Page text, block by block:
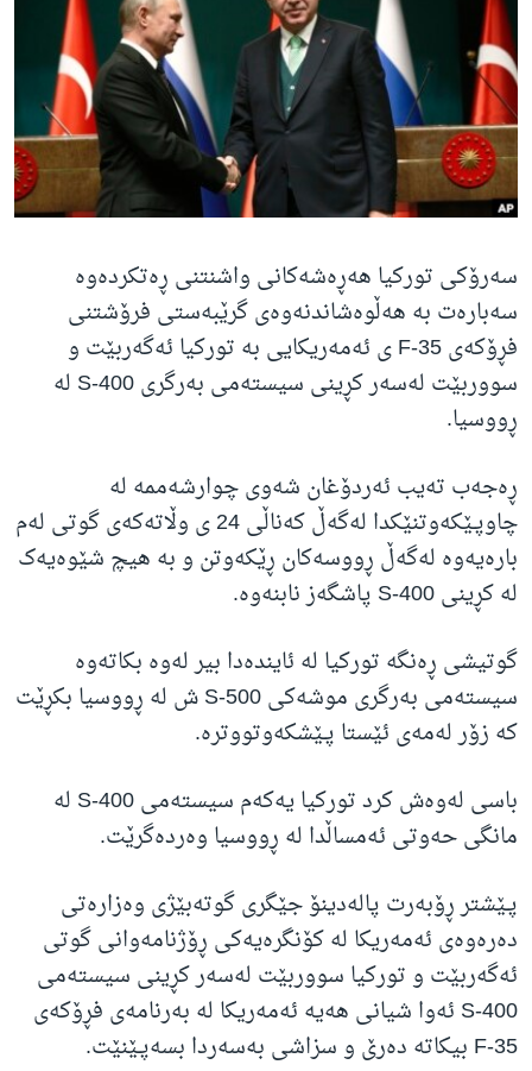
ژیان لە فەرهەنگدا
Learning English
FOLLOW US
زمانه‌کان
سەرۆکی تورکیا هەڕەشەکانی واشنتنی ڕەتکردەوە
سەبارەت بە هەڵوەشاندنەوەی گرێبەستی فرۆشتنی
فڕۆکەی F-35 ی ئەمەریکایی بە تورکیا ئەگەربێت و
سووربێت لەسەر کڕینی سیستەمی بەرگری S-400 لە
ڕووسیا.
ڕەجەب تەیب ئەردۆغان شەوی چوارشەممە لە
چاوپـێکەوتنێکدا لەگەڵ کەناڵی 24 ی وڵاتەکەی گوتی لەم
بارەیەوە لەگەڵ ڕووسەکان ڕێکەوتن و بە هیچ شێوەیەک
لە کڕینی S-400 پاشگەز نابنەوە.
گوتیشی ڕەنگە تورکیا لە ئایندەدا بیر لەوە بکاتەوە
سیستەمی بەرگری موشەکی S-500 ش لە ڕووسیا بکڕێت
کە زۆر لەمەی ئێستا پـێشکەوتووترە.
باسی لەوەش کرد تورکیا یەکەم سیستەمی S-400 لە
مانگی حەوتی ئەمساڵدا لە ڕووسیا وەردەگرێت.
پـێشتر ڕۆبەرت پالەدینۆ جێگری گوتەبێژی وەزارەتی
دەرەوەی ئەمەریکا لە کۆنگرەیەکی ڕۆژنامەوانی گوتی
ئەگەربێت و تورکیا سووربێت لەسەر کڕینی سیستەمی
S-400 ئەوا شیانی هەیە ئەمەریکا لە بەرنامەی فڕۆکەی
F-35 بیکاتە دەرێ و سزاشی بەسەردا بسەپـێنێت.